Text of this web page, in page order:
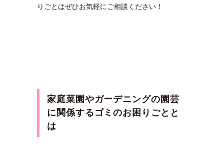
りごとはぜひお気軽にご相談ください！
家庭菜園やガーデニングの園芸
に関係するゴミのお困りごとと
は